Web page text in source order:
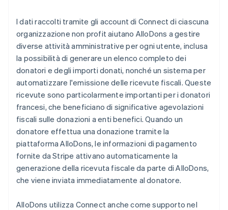
I dati raccolti tramite gli account di Connect di ciascuna
organizzazione non profit aiutano AlloDons a gestire
diverse attività amministrative per ogni utente, inclusa
la possibilità di generare un elenco completo dei
donatori e degli importi donati, nonché un sistema per
automatizzare l'emissione delle ricevute fiscali. Queste
ricevute sono particolarmente importanti per i donatori
francesi, che beneficiano di significative agevolazioni
fiscali sulle donazioni a enti benefici. Quando un
donatore effettua una donazione tramite la
piattaforma AlloDons, le informazioni di pagamento
fornite da Stripe attivano automaticamente la
generazione della ricevuta fiscale da parte di AlloDons,
che viene inviata immediatamente al donatore.
AlloDons utilizza Connect anche come supporto nel